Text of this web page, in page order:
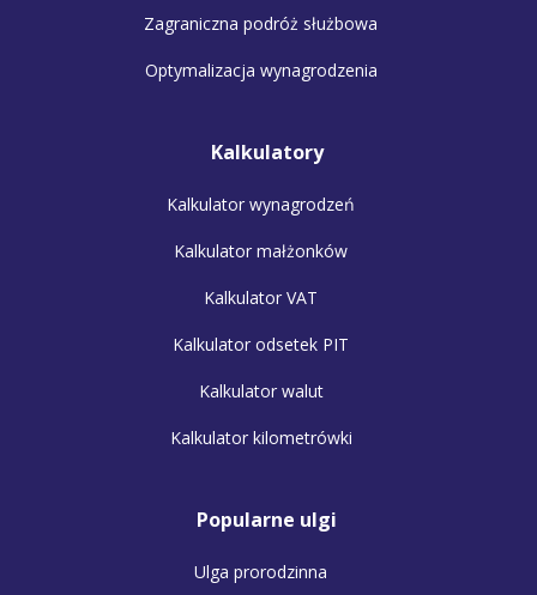
Zagraniczna podróż służbowa
Optymalizacja wynagrodzenia
Kalkulatory
Kalkulator wynagrodzeń
Kalkulator małżonków
Kalkulator VAT
Kalkulator odsetek PIT
Kalkulator walut
Kalkulator kilometrówki
Popularne ulgi
Ulga prorodzinna